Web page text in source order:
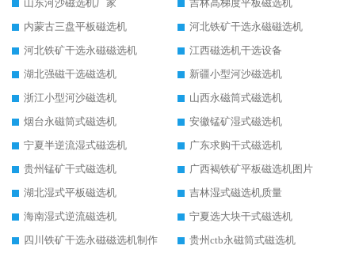
山东河沙磁选机厂家
吉林高梯度平板磁选机
内蒙古三盘平板磁选机
河北铁矿干选永磁磁选机
河北铁矿干选永磁磁选机
江西磁选机干选设备
湖北强磁干选磁选机
新疆小型河沙磁选机
浙江小型河沙磁选机
山西永磁筒式磁选机
烟台永磁筒式磁选机
安徽锰矿湿式磁选机
宁夏半逆流湿式磁选机
广东求购干式磁选机
贵州锰矿干式磁选机
广西褐铁矿平板磁选机图片
湖北湿式平板磁选机
吉林湿式磁选机质量
海南湿式逆流磁选机
宁夏选大块干式磁选机
四川铁矿干选永磁磁选机制作
贵州ctb永磁筒式磁选机